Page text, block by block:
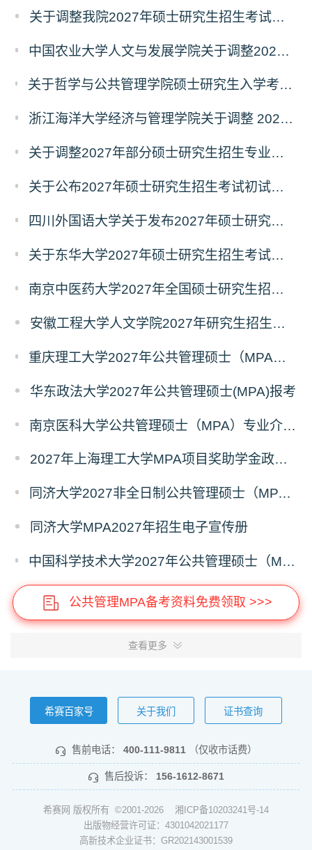
关于调整我院2027年硕士研究生招生考试科目及参考书的通知
中国农业大学人文与发展学院关于调整2027年硕士研究生招生考试初试科目的通知
关于哲学与公共管理学院硕士研究生入学考试（初试） 考试科目及参考书目变更的通知（二）
浙江海洋大学经济与管理学院关于调整 2027年硕士研究生招生考试初试科目的公告
关于调整2027年部分硕士研究生招生专业初试考试科目的公告（持续更新中）
关于公布2027年硕士研究生招生考试初试自命题科目考试大纲的通知
四川外国语大学关于发布2027年硕士研究生招生考试自命题科目大纲的公告
关于东华大学2027年硕士研究生招生考试（初试）招生目录拟调整公告（一）
南京中医药大学2027年全国硕士研究生招生考试初试自命题科目考试内容及参考书目
安徽工程大学人文学院2027年研究生招生简章
重庆理工大学2027年公共管理硕士（MPA）专业学位研究生（双证）报考
华东政法大学2027年公共管理硕士(MPA)报考
南京医科大学公共管理硕士（MPA）专业介绍（2027年）
2027年上海理工大学MPA项目奖助学金政策发布
同济大学2027非全日制公共管理硕士（MPA）奖学金方案
同济大学MPA2027年招生电子宣传册
中国科学技术大学2027年公共管理硕士（MPA）专业学位研究生招生通知
公共管理MPA备考资料免费领取 >>>
查看更多
希赛百家号 关于我们 证书查询
售前电话： 400-111-9811 （仅收市话费）
售后投诉： 156-1612-8671
希赛网 版权所有 ©2001-2026 湘ICP备10203241号-14
出版物经营许可证：4301042021177
高新技术企业证书：GR202143001539